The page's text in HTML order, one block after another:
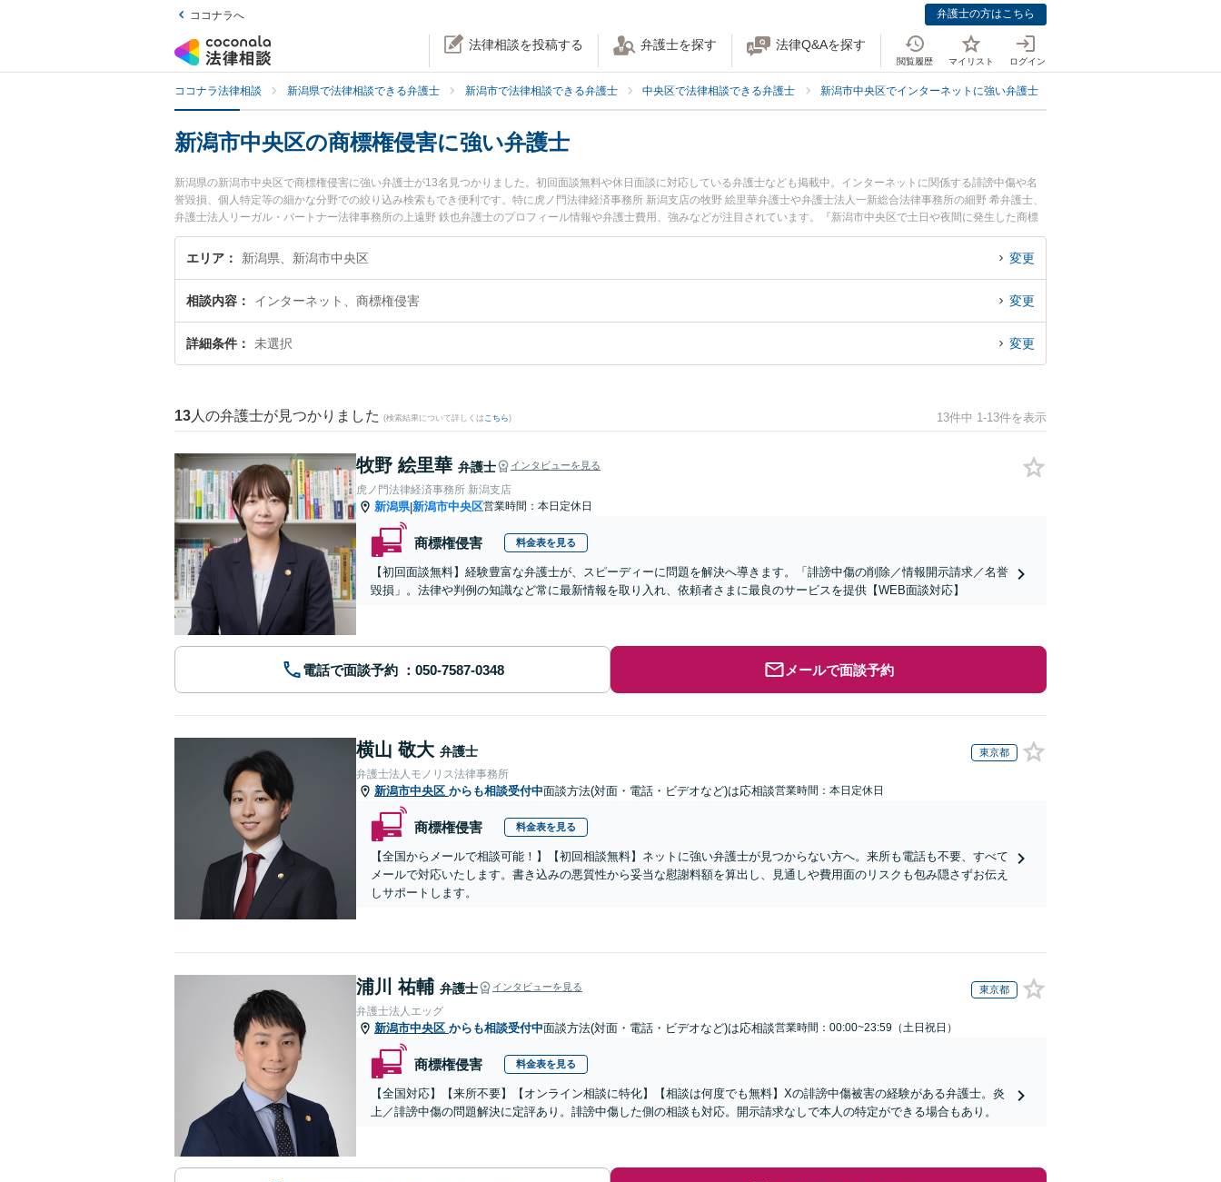
ココナラへ 弁護士の方はこちら
法律相談を投稿する 弁護士を探す 法律Q&Aを探す
閲覧履歴 マイリスト ログイン
ココナラ法律相談 新潟県で法律相談できる弁護士 新潟市で法律相談できる弁護士 中央区で法律相談できる弁護士 新潟市中央区でインターネットに強い弁護士
新潟市中央区の商標権侵害に強い弁護士
新潟県の新潟市中央区で商標権侵害に強い弁護士が13名見つかりました。初回面談無料や休日面談に対応している弁護士なども掲載中。インターネットに関係する誹謗中傷や名
誉毀損、個人特定等の細かな分野での絞り込み検索もでき便利です。特に虎ノ門法律経済事務所 新潟支店の牧野 絵里華弁護士や弁護士法人一新総合法律事務所の細野 希弁護士、
弁護士法人リーガル・パートナー法律事務所の上遠野 鉄也弁護士のプロフィール情報や弁護士費用、強みなどが注目されています。『新潟市中央区で土日や夜間に発生した商標
権侵害のトラブルを今すぐに弁護士に相談したい』『商標権侵害のトラブル解決の実績豊富な近くの弁護士を検索したい』『初回相談無料で商標権侵害を法律相談できる新潟市中
央区内の弁護士に相談予約したい』などでお困りの相談者さんにおすすめです。
エリア 新潟県、新潟市中央区 変更
相談内容 インターネット、商標権侵害 変更
詳細条件 未選択 変更
13 人の弁護士が見つかりました (検索結果について詳しくは こちら) 13件中 1-13件を表示
牧野 絵里華 弁護士 インタビューを見る
虎ノ門法律経済事務所 新潟支店
新潟県|新潟市中央区営業時間：本日定休日
商標権侵害 料金表を見る
【初回面談無料】経験豊富な弁護士が、スピーディーに問題を解決へ導きます。「誹謗中傷の削除／情報開示請求／名誉
毀損」。法律や判例の知識など常に最新情報を取り入れ、依頼者さまに最良のサービスを提供【WEB面談対応】
電話で面談予約 メールで面談予約
横山 敬大 弁護士 東京都
弁護士法人モノリス法律事務所
新潟市中央区 からも相談受付中面談方法(対面・電話・ビデオなど)は応相談営業時間：本日定休日
商標権侵害 料金表を見る
【全国からメールで相談可能！】【初回相談無料】ネットに強い弁護士が見つからない方へ。来所も電話も不要、すべて
メールで対応いたします。書き込みの悪質性から妥当な慰謝料額を算出し、見通しや費用面のリスクも包み隠さずお伝え
しサポートします。
浦川 祐輔 弁護士 インタビューを見る 東京都
弁護士法人エッグ
新潟市中央区 からも相談受付中面談方法(対面・電話・ビデオなど)は応相談営業時間：00:00~23:59（土日祝日）
商標権侵害 料金表を見る
【全国対応】【来所不要】【オンライン相談に特化】【相談は何度でも無料】Xの誹謗中傷被害の経験がある弁護士。炎
上／誹謗中傷の問題解決に定評あり。誹謗中傷した側の相談も対応。開示請求なしで本人の特定ができる場合もあり。